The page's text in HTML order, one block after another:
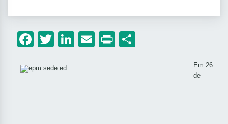
Facebook
Twitter
LinkedIn
Email
Print
Em 26
de